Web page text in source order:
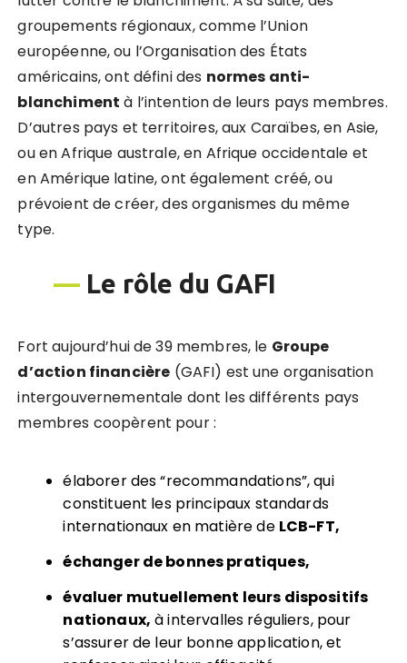
groupements régionaux, comme l’Union
européenne, ou l’Organisation des États
américains, ont défini des normes anti-
blanchiment à l’intention de leurs pays membres.
D’autres pays et territoires, aux Caraïbes, en Asie,
ou en Afrique australe, en Afrique occidentale et
en Amérique latine, ont également créé, ou
prévoient de créer, des organismes du même
type.
— Le rôle du GAFI
Fort aujourd’hui de 39 membres, le Groupe
d’action financière (GAFI) est une organisation
intergouvernementale dont les différents pays
membres coopèrent pour :
élaborer des “recommandations”, qui
constituent les principaux standards
internationaux en matière de LCB-FT,
échanger de bonnes pratiques,
évaluer mutuellement leurs dispositifs
nationaux, à intervalles réguliers, pour
s’assurer de leur bonne application, et